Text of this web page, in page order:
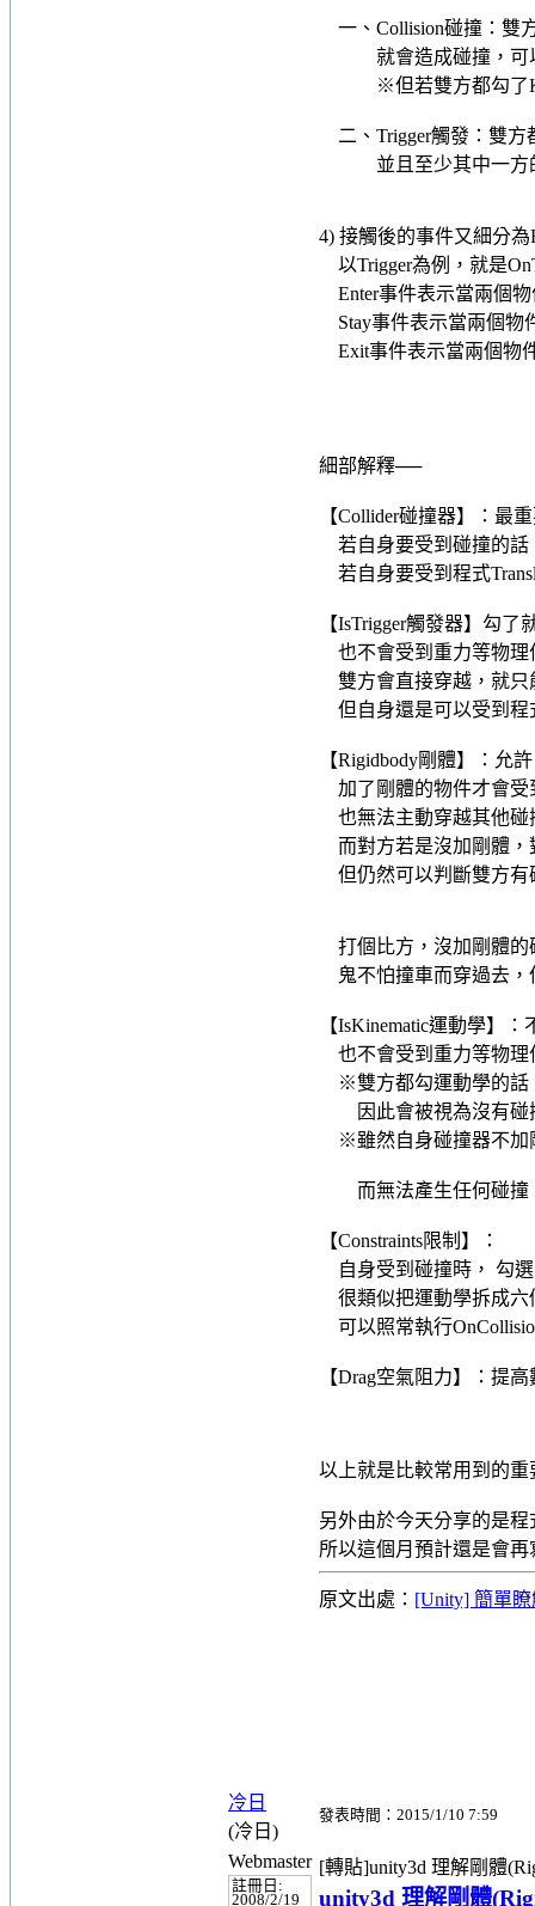
一、Collision碰撞：雙
就會造成碰撞，可以
※但若雙方都勾了
二、Trigger觸發：雙方
並且至少其中一方的
4) 接觸後的事件又細分為
以Trigger為例，就是
Enter事件表示當兩個
Stay事件表示當兩個物
Exit事件表示當兩個物
細部解釋──
【Collider碰撞器】：最
若自身要受到碰撞的話
若自身要受到程式
【IsTrigger觸發器】勾
也不會受到重力等物理
雙方會直接穿越，就只
但自身還是可以受到程
【Rigidbody剛體】：允
加了剛體的物件才會受
也無法主動穿越其他碰
而對方若是沒加剛體，
但仍然可以判斷雙方有
打個比方，沒加剛體的
鬼不怕撞車而穿過去，
【IsKinematic運動學】
也不會受到重力等物理
※雙方都勾運動學的話
因此會被視為沒有碰
※雖然自身碰撞器不加
而無法產生任何碰撞
【Constraints限制】：
自身受到碰撞時， 勾
很類似把運動學拆成六
可以照常執行
【Drag空氣阻力】：提
以上就是比較常用到的
另外由於今天分享的是程
所以這個月預計還是會
原文出處： [Unity] 簡單
冷日
(冷日)
發表時間：2015/1/10 7:59
Webmaster
註冊日:
2008/2/19
[轉貼]unity3d 理解剛體
unity3d 理解剛體